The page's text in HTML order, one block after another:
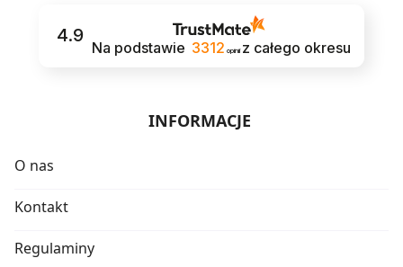
4.9
Na podstawie 3312 opinii z całego okresu
INFORMACJE
O nas
Kontakt
Regulaminy